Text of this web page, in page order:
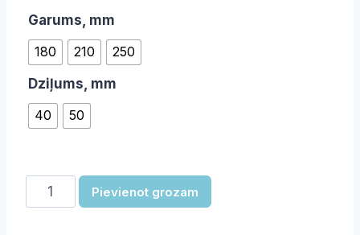
Garums, mm
180
210
250
Dziļums, mm
40
50
Konditorejas
otiņa
Pievienot grozam